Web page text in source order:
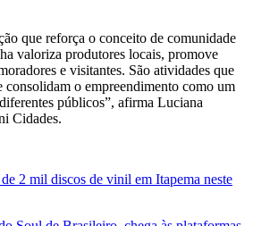
que reforça o conceito de comunidade
valoriza produtores locais, promove
e visitantes. São atividades que
consolidam o empreendimento como um
públicos”, afirma Luciana
Cidades.
2 mil discos de vinil em Itapema neste